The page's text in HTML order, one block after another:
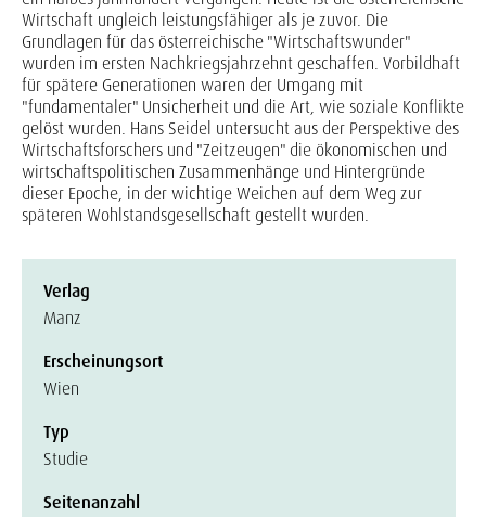
Wirtschaft ungleich leistungsfähiger als je zuvor. Die
Grundlagen für das österreichische "Wirtschaftswunder"
wurden im ersten Nachkriegsjahrzehnt geschaffen. Vorbildhaft
für spätere Generationen waren der Umgang mit
"fundamentaler" Unsicherheit und die Art, wie soziale Konflikte
gelöst wurden. Hans Seidel untersucht aus der Perspektive des
Wirtschaftsforschers und "Zeitzeugen" die ökonomischen und
wirtschaftspolitischen Zusammenhänge und Hintergründe
dieser Epoche, in der wichtige Weichen auf dem Weg zur
späteren Wohlstandsgesellschaft gestellt wurden.
Verlag
Manz
Erscheinungsort
Wien
Typ
Studie
Seitenanzahl